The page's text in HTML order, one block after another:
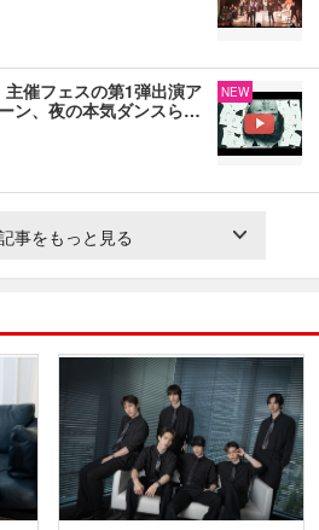
催フェスの第1弾出演ア
ン、夜の本気ダンスら…
NEW
事をもっと見る